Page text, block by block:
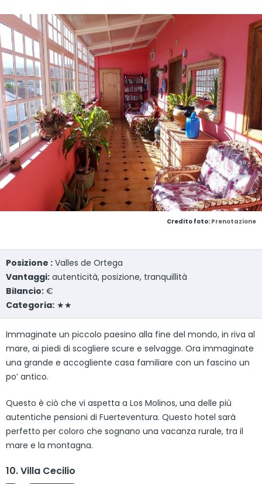
Credito foto: Prenotazione
Posizione : Valles de Ortega
Vantaggi: autenticità, posizione, tranquillità
Bilancio: €
Categoria: ★★
Immaginate un piccolo paesino alla fine del mondo, in riva al
mare, ai piedi di scogliere scure e selvagge. Ora immaginate
una grande e accogliente casa familiare con un fascino un
po’ antico.
Questo è ciò che vi aspetta a Los Molinos, una delle più
autentiche pensioni di Fuerteventura. Questo hotel sarà
perfetto per coloro che sognano una vacanza rurale, tra il
mare e la montagna.
10. Villa Cecilio